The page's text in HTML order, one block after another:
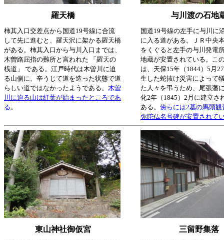
羅天橋 与川渡の石地
柿其入口交差点から国道19号線に合流
して先に進むと、羅天沢に架かる羅天橋
がある。柿其入口から与川入口までは、
木曽路屈指の難所と言われた 「羅天の
桟道」 である。江戸時代は木曽川に迫
る山側に、辛うじて道を造った状態で道
らしい道ではなかったようである。 木曽
川に迫る山は紅葉が始まったところであ
る。
国道19号線の左手に与川に
に入る道がある。ＪＲ中央
をくぐると左手の与川発電
地蔵が安置されている。こ
は、天保15年（1844）5月
生した蛇抜け災害によって
た人々を弔うため、尾張藩
化2年（1845）2月に建立さ
ある。 傍らには2基の馬頭観
弥陀仏名号碑が安置されて
東山神社御仮宮 三留野集落